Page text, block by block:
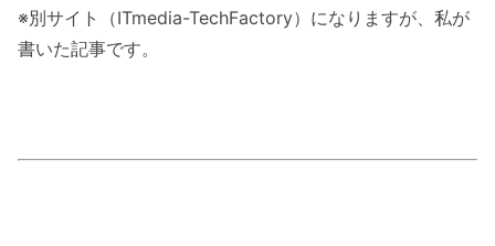
※別サイト（ITmedia-TechFactory）になりますが、私が
書いた記事です。